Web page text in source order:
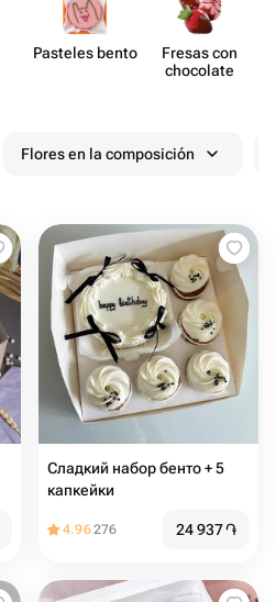
Pasteles bento
Fresas con
chocolate
Flores en la composición
Сладкий набор бенто + 5
капкейки
4.96276 24 937֏